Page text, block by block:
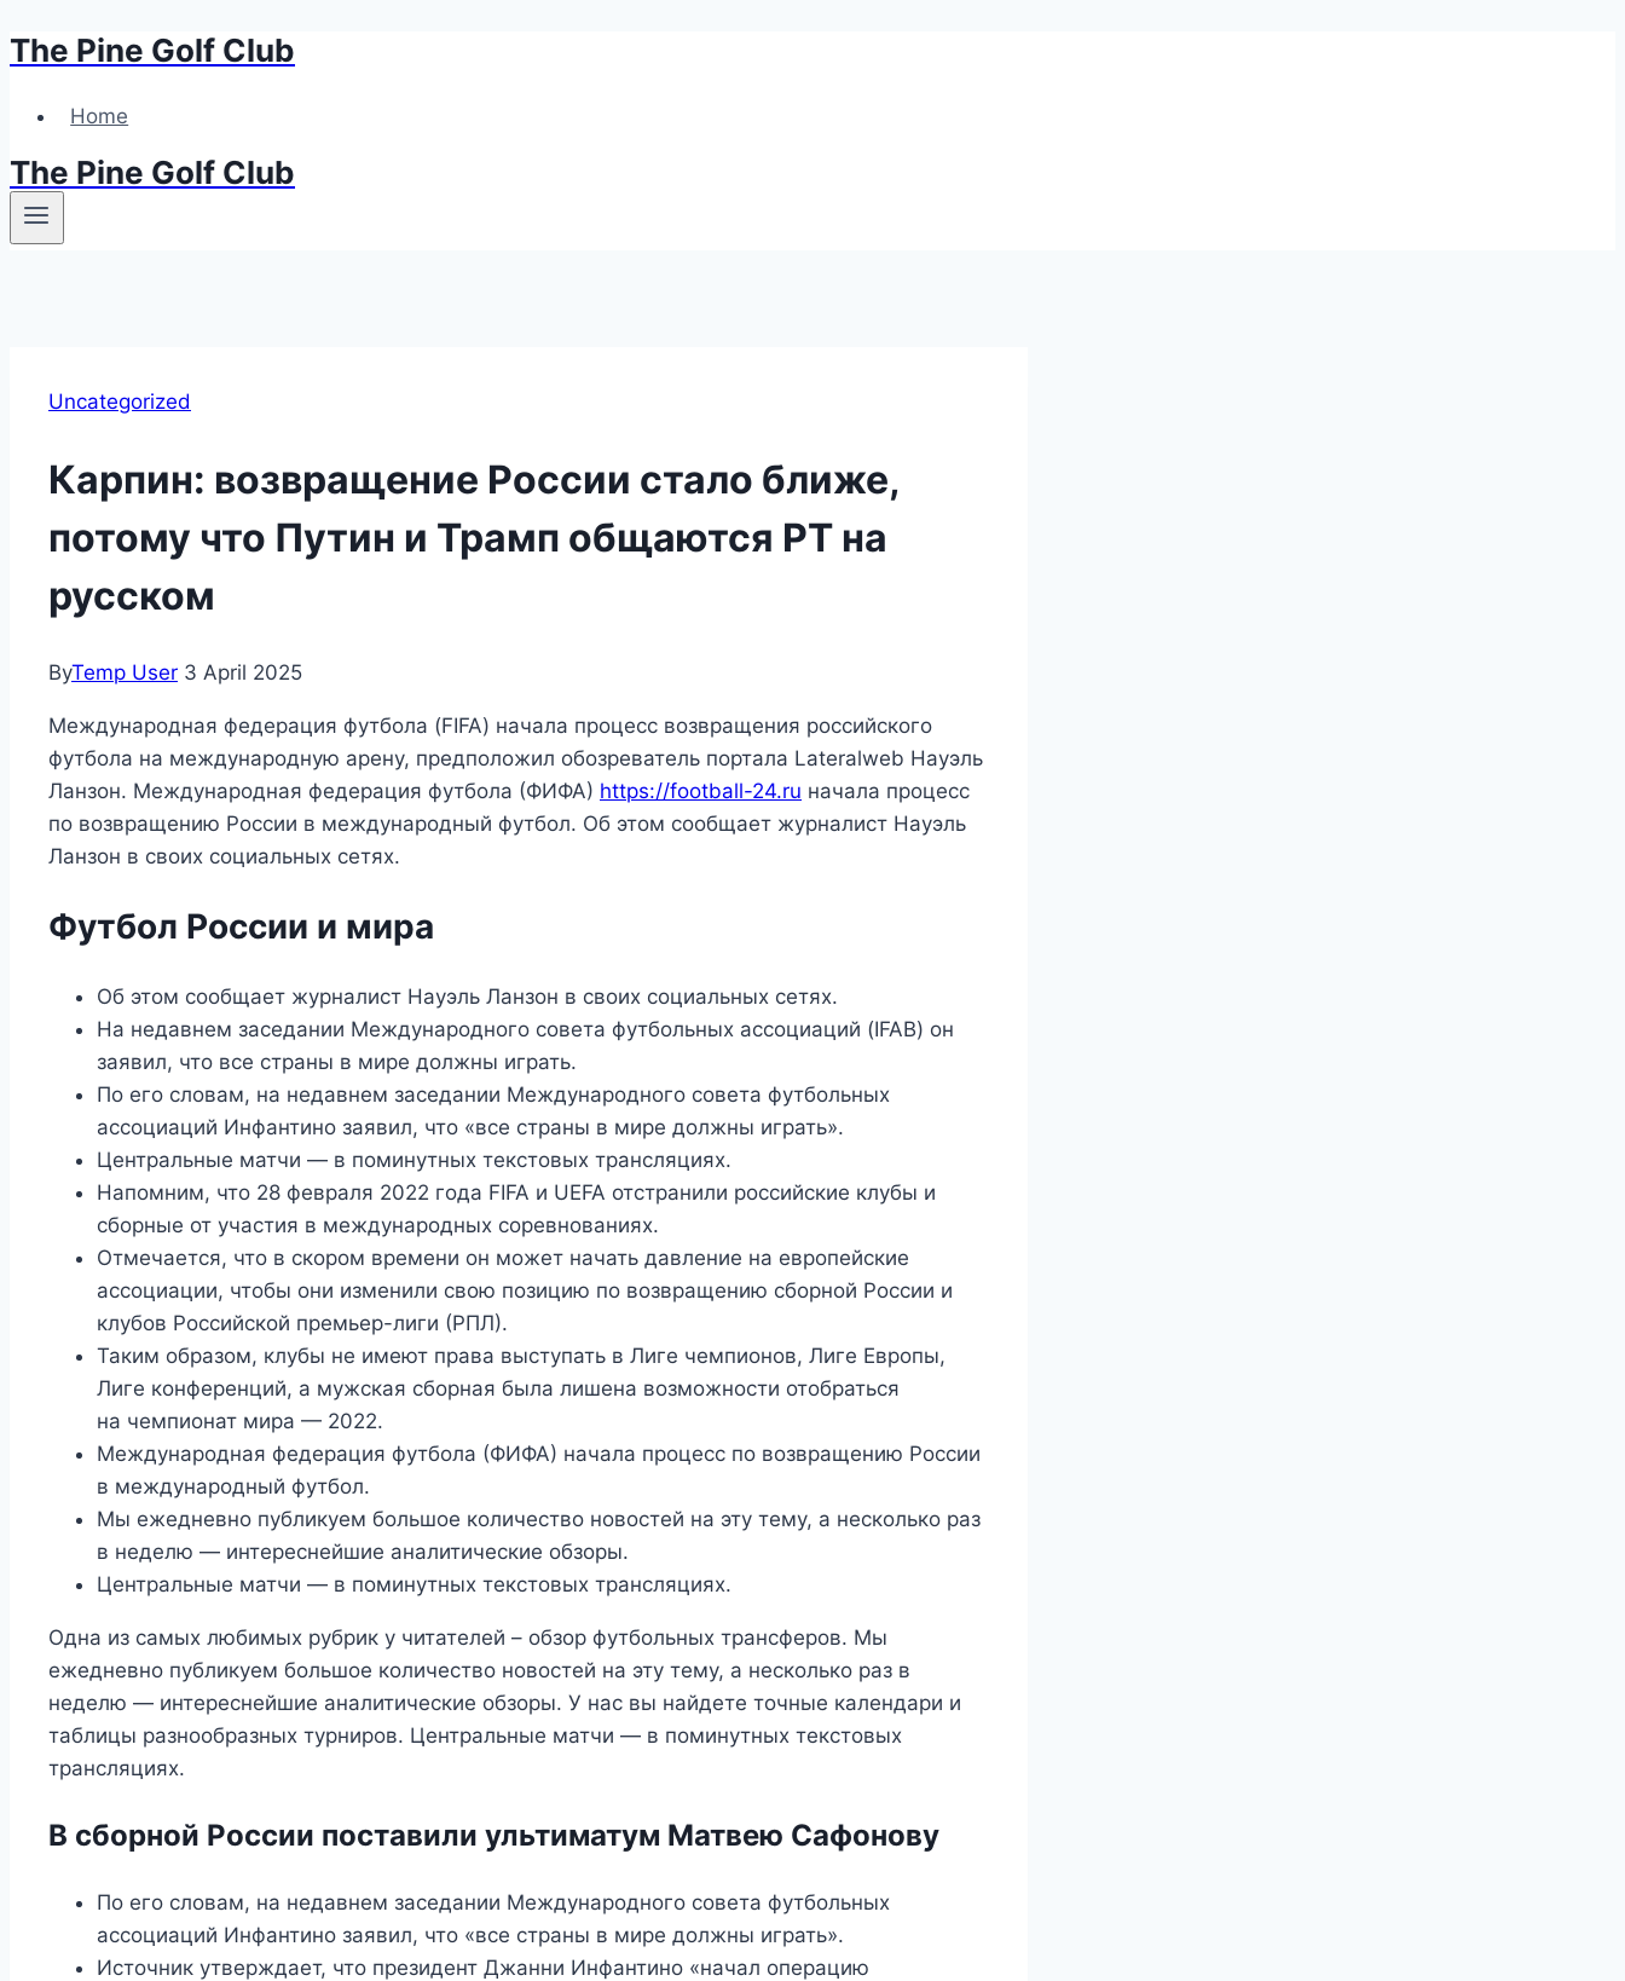
Skip
content
The Pine Golf Club
Home
The Pine Golf Club
Uncategorized
Карпин: возвращение России стало ближе,
потому что Путин и Трамп общаются РТ на
русском
ByTemp User 3 April 2025
Международная федерация футбола (FIFA) начала процесс возвращения российского
футбола на международную арену, предположил обозреватель портала Lateralweb Науэль
Ланзон. Международная федерация футбола (ФИФА) https://football-24.ru начала процесс
по возвращению России в международный футбол. Об этом сообщает журналист Науэль
Ланзон в своих социальных сетях.
Футбол России и мира
Об этом сообщает журналист Науэль Ланзон в своих социальных сетях.
На недавнем заседании Международного совета футбольных ассоциаций (IFAB) он
заявил, что все страны в мире должны играть.
По его словам, на недавнем заседании Международного совета футбольных
ассоциаций Инфантино заявил, что «все страны в мире должны играть».
Центральные матчи — в поминутных текстовых трансляциях.
Напомним, что 28 февраля 2022 года FIFA и UEFA отстранили российские клубы и
сборные от участия в международных соревнованиях.
Отмечается, что в скором времени он может начать давление на европейские
ассоциации, чтобы они изменили свою позицию по возвращению сборной России и
клубов Российской премьер-лиги (РПЛ).
Таким образом, клубы не имеют права выступать в Лиге чемпионов, Лиге Европы,
Лиге конференций, а мужская сборная была лишена возможности отобраться
на чемпионат мира — 2022.
Международная федерация футбола (ФИФА) начала процесс по возвращению России
в международный футбол.
Мы ежедневно публикуем большое количество новостей на эту тему, а несколько раз
в неделю — интереснейшие аналитические обзоры.
Центральные матчи — в поминутных текстовых трансляциях.
Одна из самых любимых рубрик у читателей – обзор футбольных трансферов. Мы
ежедневно публикуем большое количество новостей на эту тему, а несколько раз в
неделю — интереснейшие аналитические обзоры. У нас вы найдете точные календари и
таблицы разнообразных турниров. Центральные матчи — в поминутных текстовых
трансляциях.
В сборной России поставили ультиматум Матвею Сафонову
По его словам, на недавнем заседании Международного совета футбольных
ассоциаций Инфантино заявил, что «все страны в мире должны играть».
Источник утверждает, что президент Джанни Инфантино «начал операцию